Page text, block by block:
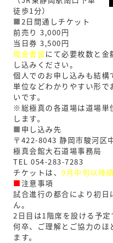
徒歩1分）
■2日間通しチケット
前売り 3,000円
当日券 3,500円
現金書留にて必要枚数と金
し込みください。
個人でのお申し込みも結構
単位などわかりやすい形で
いです。
※総極真の各道場は道場単
します。
■申し込み先
〒422-8043 静岡市駿河区
極真会館大石道場事務局
TEL 054-283-7283
チケットは、 9月中旬以降
■注意事項
試合進行の都合により初
ん。
2日目は1階席を設ける予定
何卒、ご理解とご協力のほ
ます。